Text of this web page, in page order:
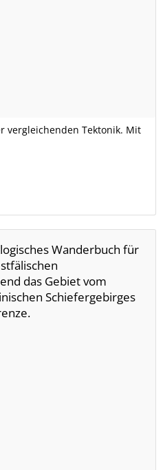
vergleichenden Tektonik. Mit